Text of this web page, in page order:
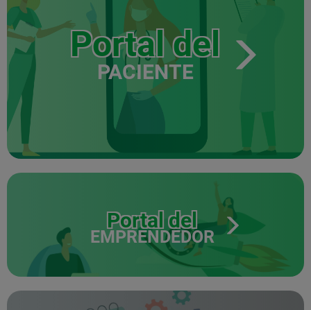
Portal del
PACIENTE
Portal del
EMPRENDEDOR